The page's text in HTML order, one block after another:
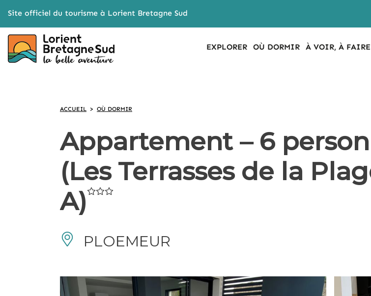
Site officiel du tourisme à Lorient Bretagne Sud
EXPLORER OÙ DORMIR À VOIR, À FAIRE
ACCUEIL > OÙ DORMIR
Appartement – 6
(Les Terrasses de la
A)
PLOEMEUR